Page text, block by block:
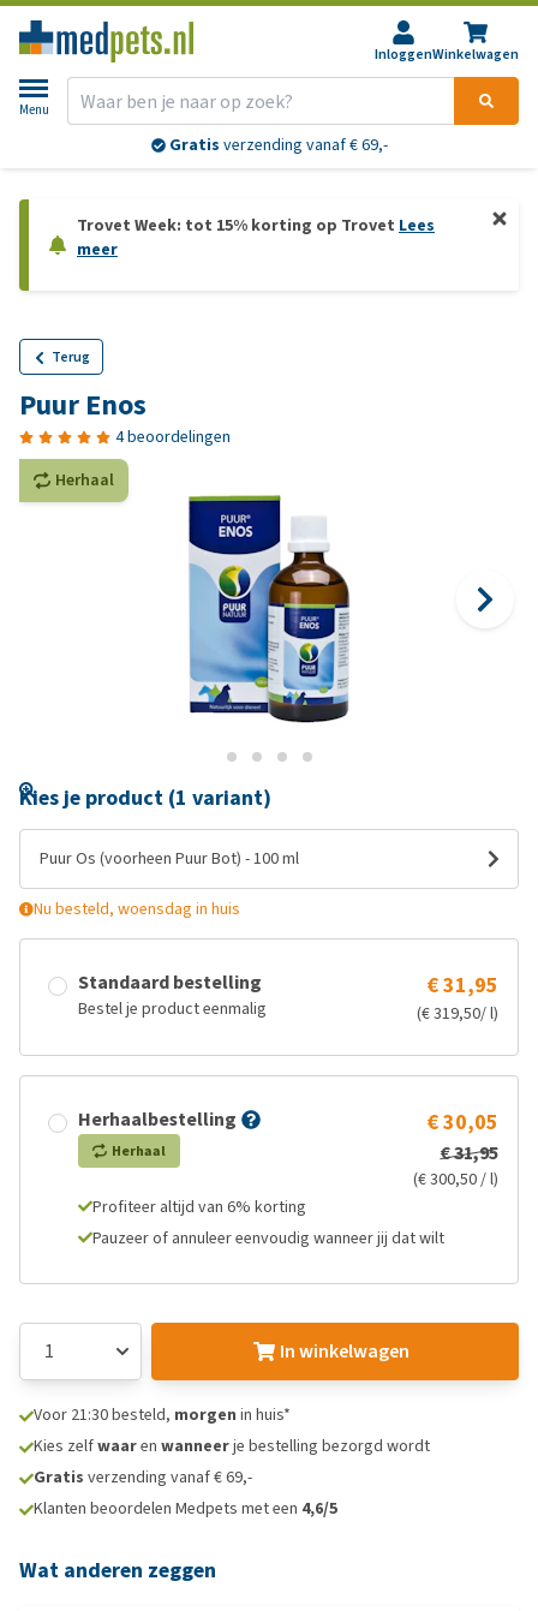
InloggenWinkelwagen
Menu
Gratis verzending vanaf € 69,-
Trovet Week: tot 15% korting op Trovet Lees
meer
Terug
Puur Enos
4 beoordelingen
Herhaal
Kies je product (1 variant)
Puur Os (voorheen Puur Bot) - 100 ml
Nu besteld, woensdag in huis
Standaard bestelling
Bestel je product eenmalig
€ 31,95
(€ 319,50/ l)
Herhaalbestelling
Herhaal
€ 30,05
€ 31,95
(€ 300,50 / l)
Profiteer altijd van 6% korting
Pauzeer of annuleer eenvoudig wanneer jij dat wilt
In winkelwagen
Voor 21:30 besteld, morgen in huis*
Kies zelfwaaren wanneerje bestelling bezorgd wordt
Gratis verzending vanaf € 69,-
Klanten beoordelen Medpets met een 4,6/5
Wat anderen zeggen